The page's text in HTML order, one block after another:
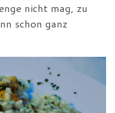
nicht mag, zu
schon ganz